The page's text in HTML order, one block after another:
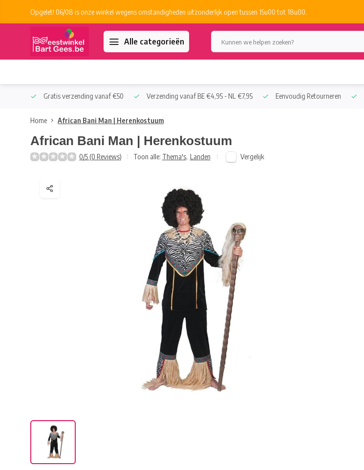
Opgelet! 06/08 is onze winkel wegens omstandigheden uitzonderlijk open tussen 15u00 tot 18u00.
Alle categorieën
Gratis verzending vanaf €50 Verzending vanaf BE €4,95 - NL €7,95 Eenvoudig Retourneren
Home African Bani Man | Herenkostuum
African Bani Man | Herenkostuum
0/5 (0 Reviews) Toon alle: Thema's, Landen Vergelijk